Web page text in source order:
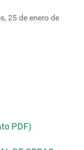
25 de enero de
PDF)